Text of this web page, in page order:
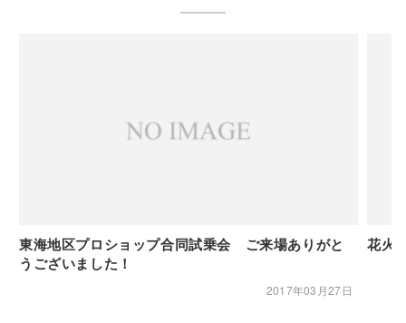
東海地区プロショップ合同試乗会 ご来場ありがと
うございました！
2017年03月27日
花火